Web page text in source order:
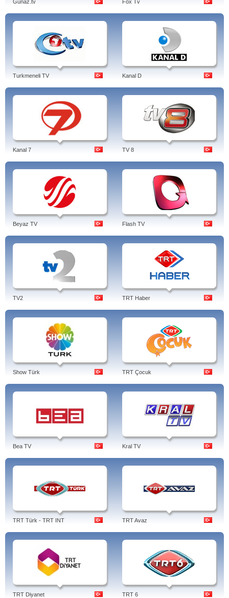
Gunaz.tv Fox Tv
Turkmeneli TV Kanal D
Kanal 7 TV 8
Beyaz TV Flash TV
TV2 TRT Haber
Show Türk TRT Çocuk
Bea TV Kral TV
TRT Türk - TRT INT TRT Avaz
TRT Diyanet TRT 6